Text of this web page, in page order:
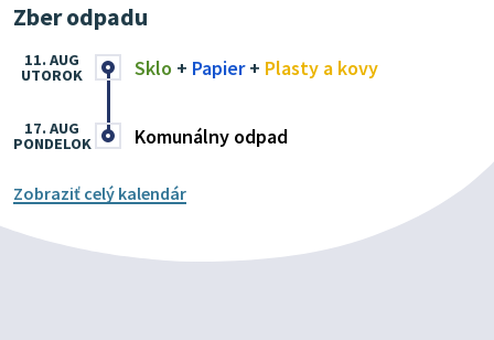
Zber odpadu
Sklo + Papier+ Plasty a kovy
11. AUG
UTOROK
Komunálny odpad
17. AUG
PONDELOK
Zobraziť celý kalendár